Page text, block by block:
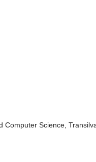
Computer Science,